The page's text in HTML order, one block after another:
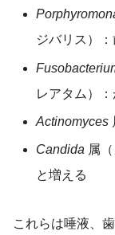
ジバリス）
レアタム）
Actinomyces
Candida 属
と増える
これらは唾液、